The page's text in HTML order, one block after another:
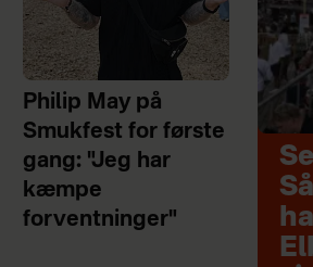
Philip May på
Smukfest for første
gang: "Jeg har
kæmpe
forventninger"